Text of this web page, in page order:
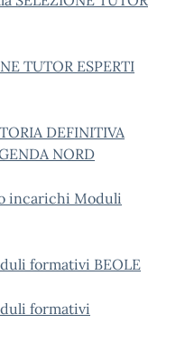
TUTOR ESPERTI
DEFINITIVA
NORD
incarichi Moduli
formativi BEOLE
formativi